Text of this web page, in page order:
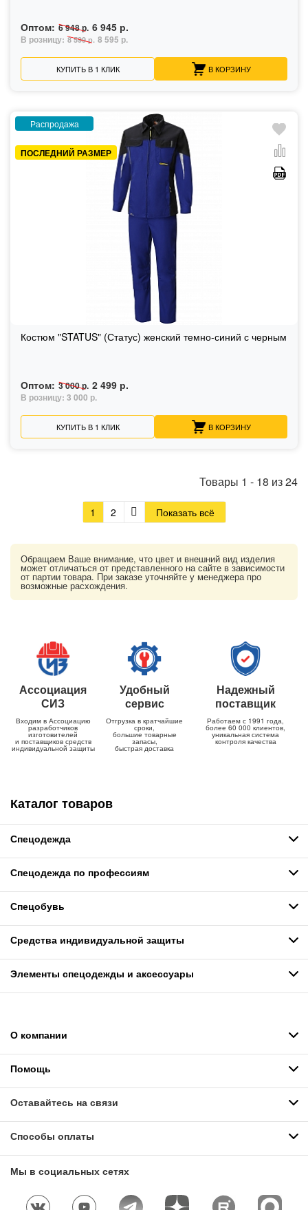
Оптом: 6 948 р. 6 945 р.
В розницу: 8 599 р. 8 595 р.
КУПИТЬ В 1 КЛИК В КОРЗИНУ
Распродажа
ПОСЛЕДНИЙ РАЗМЕР
Костюм "STATUS" (Статус) женский темно-синий с черным
Оптом: 3 000 р. 2 499 р.
В розницу: 3 000 р.
КУПИТЬ В 1 КЛИК В КОРЗИНУ
Товары 1 - 18 из24
1 2 Показать всё
Обращаем Ваше внимание, что цвет и внешний вид изделия
может отличаться от представленного на сайте в зависимости
от партии товара. При заказе уточняйте у менеджера про
возможные расхождения.
Ассоциация
СИЗ
Входим в Ассоциацию
разработчиков
изготовителей
и поставщиков средств
индивидуальной защиты
Удобный
сервис
Отгрузка в кратчайшие
сроки,
большие товарные
запасы,
быстрая доставка
Надежный
поставщик
Работаем с 1991 года,
более 60 000 клиентов,
уникальная система
контроля качества
Каталог товаров
Спецодежда
Спецодежда по профессиям
Спецобувь
Средства индивидуальной защиты
Элементы спецодежды и аксессуары
О компании
Помощь
Оставайтесь на связи
Способы оплаты
Мы в социальных сетях